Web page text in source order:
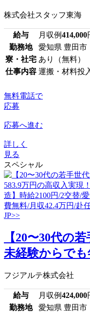
株式会社スタッフ東海
給与 月収例414,000
勤務地
愛知県 豊田市
寮・社宅 あり（無料）
仕事内容 運搬・材料投
無料電話で
応募
応募へ進む
詳しく
見る
スペシャル
【20〜30代の
未経験からでも
フジアルテ株式会社
給与 月収例424,000
勤務地
愛知県 豊田市